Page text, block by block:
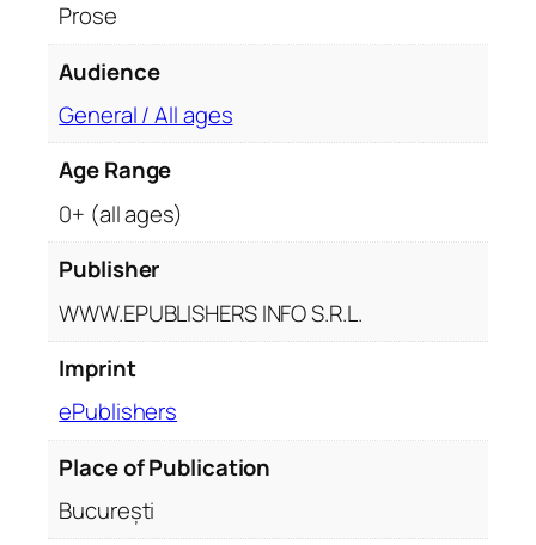
y
Prose
Audience
General / All ages
Age Range
0+ (all ages)
Publisher
WWW.EPUBLISHERS INFO S.R.L.
Imprint
ePublishers
Place of Publication
București